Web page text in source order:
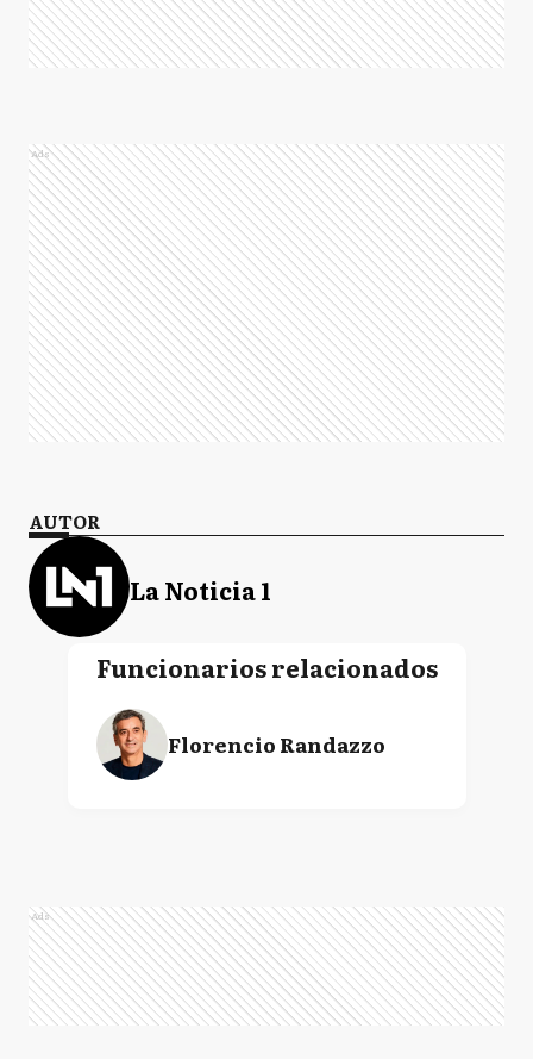
Ads
AUTOR
La Noticia 1
Funcionarios relacionados
Florencio Randazzo
Ads